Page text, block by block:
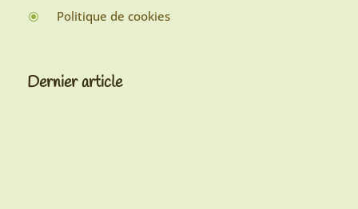
\ Politique de cookies
Dernier article